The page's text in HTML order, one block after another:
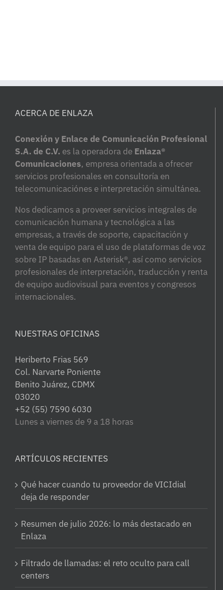
ACERCA DE ENLAZA
Conexión y Enlace de Comunicación Profesional
S.A. de C.V. es la operadora de Enlaza®
Comunicaciones, empresa orientada a ofrecer
servicios profesionales en consultoría en
telecomunicaciónes e interpretación simultánea.
Nos dedicamos a proveer servicios integrales de
comunicación humana y tecnológica a las
empresas, a través de soporte, capacitación y
venta de equipo para el uso de plataformas de voz
sobre IP basadas en Asterisk®, así como servicios
profesionales de interpretación, traducción y renta
de equipo audiovisual para eventos y congresos
internacionales.
NUESTRAS OFICINAS
Heriberto Frias 569
Col. Narvarte Poniente
Benito Juárez, CDMX
03020
+52 (55) 7590 6030
Lunes a viernes de 9 a 18 horas
ARTÍCULOS RECIENTES
Qué hacer cuando tu proveedor de VICIdial
deja de responder
Resumen de julio 2026: lo más destacado en
Enlaza
Filtrado de llamadas: el reto oculto para call
centers